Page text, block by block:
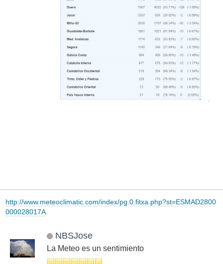
http://www.meteoclimatic.com/index/pg.0.fitxa.php?st=ESMAD2800
000028017A
NBSJose
La Meteo es un sentimiento